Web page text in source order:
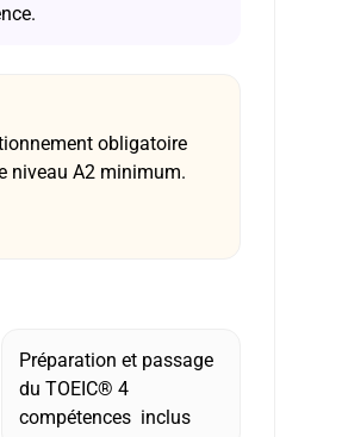
obligatoire
niveau A2 minimum.
Préparation et passage
du TOEIC® 4
compétences inclus